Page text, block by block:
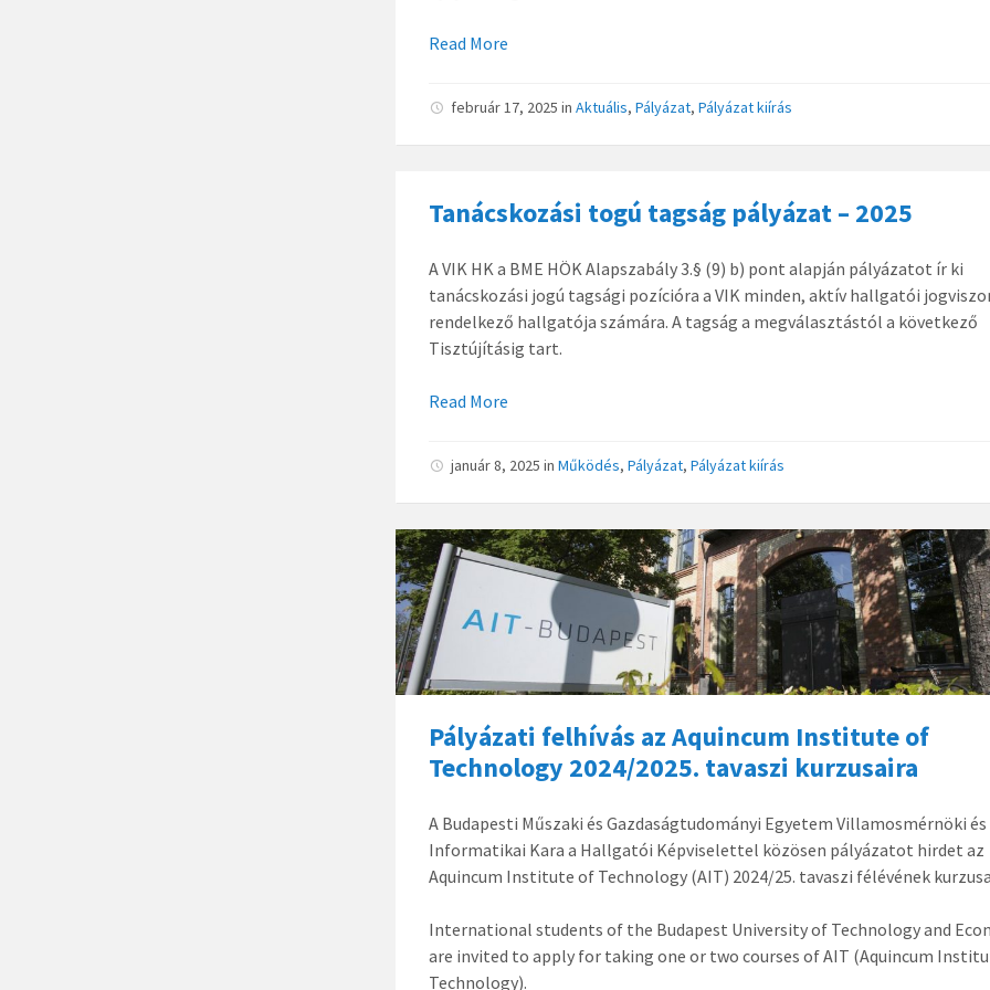
Read More
február 17, 2025inAktuális,Pályázat,Pályázat kiírás
Tanácskozási togú tagság pályázat – 2025
A VIK HK a BME HÖK Alapszabály 3.§ (9) b) pont alapján pályázatot ír ki
tanácskozási jogú tagsági pozícióra a VIK minden, aktív hallgatói
rendelkező hallgatója számára. A tagság a megválasztástól a következő
Tisztújításig tart.
Read More
január 8, 2025inMűködés,Pályázat,Pályázat kiírás
Pályázati felhívás az Aquincum Institute of
Technology 2024/2025. tavaszi kurzusaira
A Budapesti Műszaki és Gazdaságtudományi Egyetem Villamosmérnöki és
Informatikai Kara a Hallgatói Képviselettel közösen pályázatot hirdet az
Aquincum Institute of Technology (AIT) 2024/25. tavaszi félévének
International students of the Budapest University of Technology and
are invited to apply for taking one or two courses of AIT (Aquincum
Technology).